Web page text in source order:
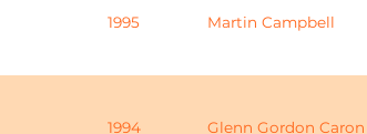
1995 Martin Campbell
1994 Glenn Gordon Caron